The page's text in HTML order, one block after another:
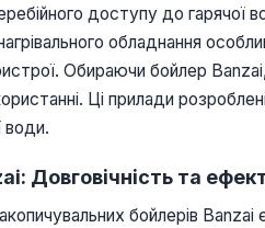
доступу до
обладнання
Обираючи бойлер
Ці прилади
води.
Довговічність та
бойлерів